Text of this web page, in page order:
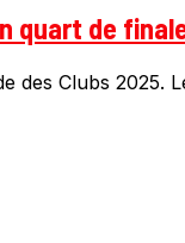
quart de
des Clubs 2025.